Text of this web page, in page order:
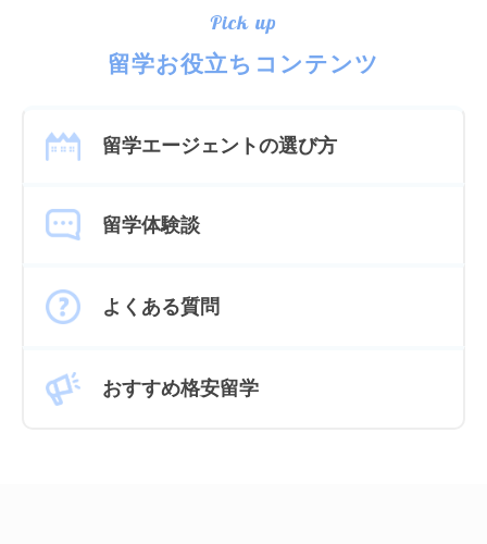
Pick up
留学お役立ちコンテンツ
留学エージェントの選び方
留学体験談
よくある質問
おすすめ格安留学